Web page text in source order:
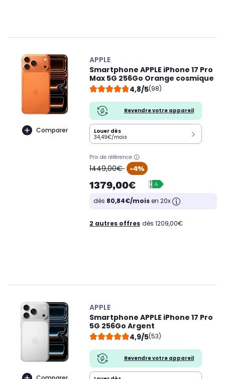
Comparer
APPLE
Smartphone APPLE iPhone 17 Pro
Max 5G 256Go Orange cosmique
4,8/5(98)
Revendre votre appareil
Louer dès
34,49€/mois
Prix de référence
oldPrice
1449,00€ -4%
1379,00€
dès 80,84€/moisen 20x
2 autres offres dès 1209,00€
APPLE
Smartphone APPLE iPhone 17 Pro
5G 256Go Argent
4,9/5(53)
Revendre votre appareil